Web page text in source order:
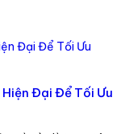
Đại Để Tối Ưu